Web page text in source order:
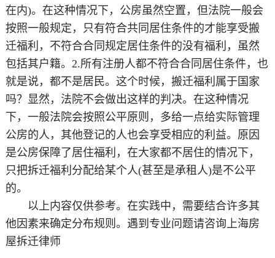
在内)。在这种情况下，公房虽然空置，但法院一般会
按照一般规定，只有符合共同居住条件的才能享受搬
迁福利，不符合合同规定居住条件的没有福利，虽然
包括其户籍。2.所有注册人都不符合合同居住条件，也
就是说，都不是居民。这个时候，搬迁福利属于国家
吗？显然，法院不会做出这样的判决。在这种情况
下，一般法院会按照公平原则，多给一点给实际管理
公房的人，其他登记的人也会享受相应的利益。原因
是公房保障了居住福利，在大家都不居住的情况下，
只把拆迁福利分配给某个人(甚至是承租人)是不公平
的。
以上内容仅供参考。在实践中，需要结合许多其
他因素来确定分布规则。遇到专业问题请咨询上海房
屋拆迁律师